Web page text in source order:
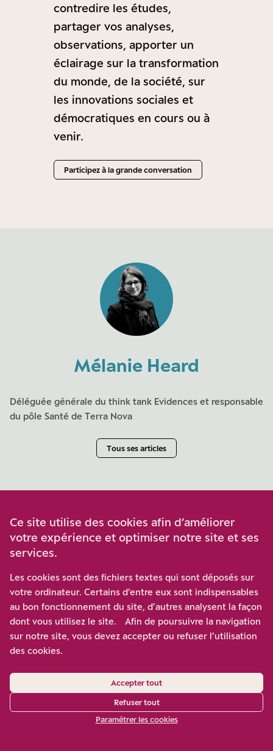
contredire les études,
partager vos analyses,
observations, apporter un
éclairage sur la transformation
du monde, de la société, sur
les innovations sociales et
démocratiques en cours ou à
venir.
Participez à la grande conversation
Mélanie Heard
Déléguée générale du think tank Evidences et responsable
du pôle Santé de Terra Nova
Tous ses articles
LIRE AUSSI
Défendre la science
en invoquant sa
neutralité : pas si
simple !
Ce site utilise des cookies afin d’améliorer
votre expérience et optimiser notre site et ses
services.
Les cookies sont des fichiers textes qui sont déposés sur
votre ordinateur. Certains d’entre eux sont indispensables
au bon fonctionnement du site, d’autres analysent la façon
dont vous utilisez le site. Afin de poursuivre la navigation
sur notre site, vous devez accepter ou refuser l’utilisation
des cookies.
Accepter tout
Refuser tout
Paramétrer les cookies